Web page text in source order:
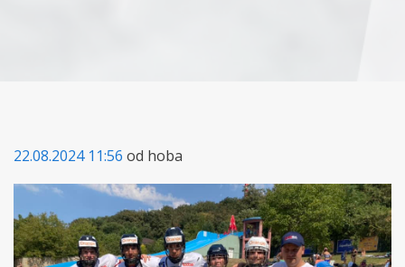
22.08.2024 11:56 od hoba